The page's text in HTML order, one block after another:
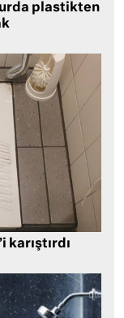
plastikten